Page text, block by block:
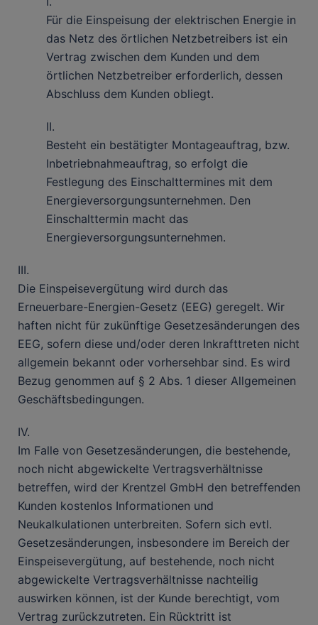
Für die Einspeisung der elektrischen Energie in
das Netz des örtlichen Netzbetreibers ist ein
Vertrag zwischen dem Kunden und dem
örtlichen Netzbetreiber erforderlich, dessen
Abschluss dem Kunden obliegt.
II.
Besteht ein bestätigter Montageauftrag, bzw.
Inbetriebnahmeauftrag, so erfolgt die
Festlegung des Einschalttermines mit dem
Energieversorgungsunternehmen. Den
Einschalttermin macht das
Energieversorgungsunternehmen.
III.
Die Einspeisevergütung wird durch das
Erneuerbare-Energien-Gesetz (EEG) geregelt. Wir
haften nicht für zukünftige Gesetzesänderungen des
EEG, sofern diese und/oder deren Inkrafttreten nicht
allgemein bekannt oder vorhersehbar sind. Es wird
Bezug genommen auf § 2 Abs. 1 dieser Allgemeinen
Geschäftsbedingungen.
IV.
Im Falle von Gesetzesänderungen, die bestehende,
noch nicht abgewickelte Vertragsverhältnisse
betreffen, wird der Krentzel GmbH den betreffenden
Kunden kostenlos Informationen und
Neukalkulationen unterbreiten. Sofern sich evtl.
Gesetzesänderungen, insbesondere im Bereich der
Einspeisevergütung, auf bestehende, noch nicht
abgewickelte Vertragsverhältnisse nachteilig
auswirken können, ist der Kunde berechtigt, vom
Vertrag zurückzutreten. Ein Rücktritt ist